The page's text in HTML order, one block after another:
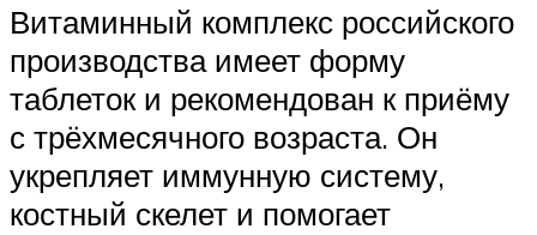
Витаминный комплекс российского
производства имеет форму
таблеток и рекомендован к приёму
с трёхмесячного возраста. Он
укрепляет иммунную систему,
костный скелет и помогает